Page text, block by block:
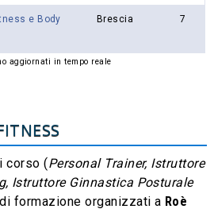
e Body
Brescia 7
aggiornati in tempo reale
corso (Personal Trainer, Istruttore
Istruttore Ginnastica Posturale
formazione organizzati a Roè